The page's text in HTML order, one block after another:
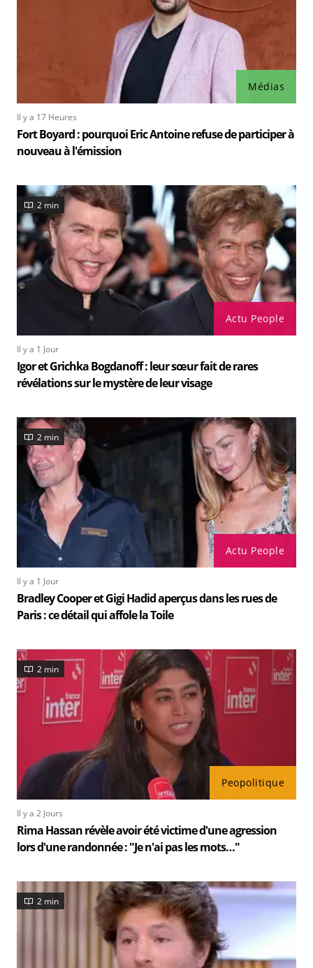
Médias
Il y a 17 Heures
Fort Boyard : pourquoi Eric Antoine refuse de participer à
nouveau à l'émission
Actu People
2 min
Il y a 1 Jour
Igor et Grichka Bogdanoff : leur sœur fait de rares
révélations sur le mystère de leur visage
Actu People
2 min
Il y a 1 Jour
Bradley Cooper et Gigi Hadid aperçus dans les rues de
Paris : ce détail qui affole la Toile
Peopolitique
2 min
Il y a 2 Jours
Rima Hassan révèle avoir été victime d'une agression
lors d'une randonnée : "Je n'ai pas les mots…"
2 min